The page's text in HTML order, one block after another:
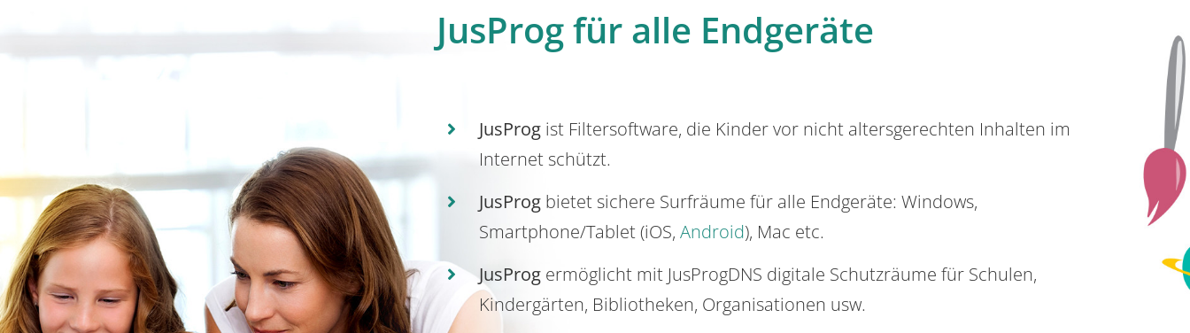
JusProg für alle Endgeräte
JusProgist Filtersoftware, die Kinder vor nicht altersgerechten Inhalten im
Internet schützt.
JusProgbietet sichere Surfräume für alle Endgeräte: Windows,
Smartphone/Tablet (iOS, Android), Mac etc.
JusProg ermöglicht mit JusProgDNS digitale Schutzräume für Schulen,
Kindergärten, Bibliotheken, Organisationen usw.